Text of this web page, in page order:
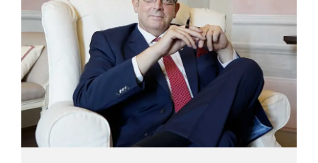
la propria persona, in quanto impeditivo dello
svolgimento della libera professione. Per il Giudice
fiorentino, Dott.ssa Susanna Zanda, il
provvedimento assunto dal Consiglio lede...